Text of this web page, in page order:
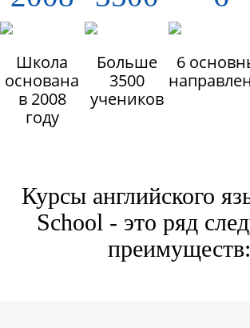
Школа
основана
в 2008
году
Больше
3500
учеников
6
Курсы английского
School - это ряд
преимуществ: